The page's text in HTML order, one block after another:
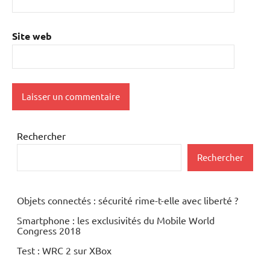
Site web
Rechercher
Rechercher
Objets connectés : sécurité rime-t-elle avec liberté ?
Smartphone : les exclusivités du Mobile World
Congress 2018
Test : WRC 2 sur XBox